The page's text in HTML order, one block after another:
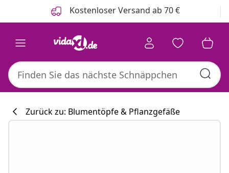
Kostenloser Versand ab 70 €
Zurück zu: Blumentöpfe & Pflanzgefäße